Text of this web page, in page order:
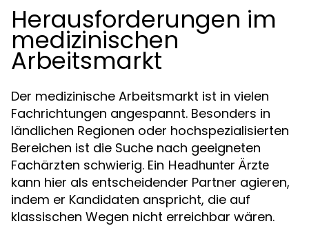
Herausforderungen im
medizinischen
Arbeitsmarkt
Der medizinische Arbeitsmarkt ist in vielen
Fachrichtungen angespannt. Besonders in
ländlichen Regionen oder hochspezialisierten
Bereichen ist die Suche nach geeigneten
Fachärzten schwierig. Ein Headhunter Ärzte
kann hier als entscheidender Partner agieren,
indem er Kandidaten anspricht, die auf
klassischen Wegen nicht erreichbar wären.